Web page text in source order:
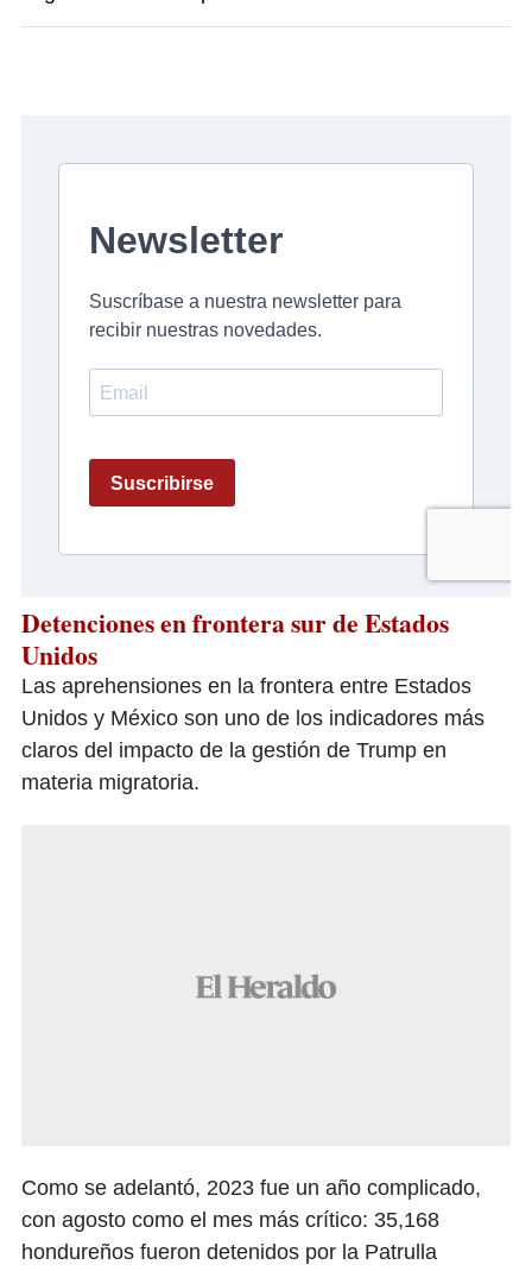
Detenciones en frontera sur de Estados
Unidos
Las aprehensiones en la frontera entre Estados
Unidos y México son uno de los indicadores más
claros del impacto de la gestión de Trump en
materia migratoria.
Como se adelantó, 2023 fue un año complicado,
con agosto como el mes más crítico: 35,168
hondureños fueron detenidos por la Patrulla